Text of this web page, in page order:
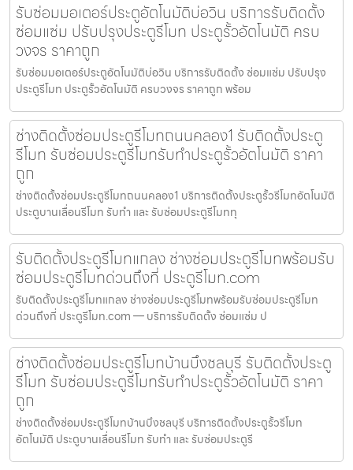
รับซ่อมมอเตอร์ประตูอัตโนมัติบ่อวิน บริการรับติดตั้ง
ซ่อมแซ่ม ปรับปรุงประตูรีโมท ประตูรั้วอัตโนมัติ ครบ
วงจร ราคาถูก
รับซ่อมมอเตอร์ประตูอัตโนมัติบ่อวิน บริการรับติดตั้ง ซ่อมแซ่ม ปรับปรุง
ประตูรีโมท ประตูรั้วอัตโนมัติ ครบวงจร ราคาถูก พร้อม
ช่างติดตั้งซ่อมประตูรีโมทถนนคลอง1 รับติดตั้งประตู
รีโมท รับซ่อมประตูรีโมทรับทำประตูรั้วอัตโนมัติ ราคา
ถูก
ช่างติดตั้งซ่อมประตูรีโมทถนนคลอง1 บริการติดตั้งประตูรั้วรีโมทอัตโนมัติ
ประตูบานเลื่อนรีโมท รับทำ และ รับซ่อมประตูรีโมททุ
รับติดตั้งประตูรีโมทแกลง ช่างซ่อมประตูรีโมทพร้อมรับ
ซ่อมประตูรีโมทด่วนถึงที่ ประตูรีโมท.com
รับติดตั้งประตูรีโมทแกลง ช่างซ่อมประตูรีโมทพร้อมรับซ่อมประตูรีโมท
ด่วนถึงที่ ประตูรีโมท.com — บริการรับติดตั้ง ซ่อมแซ่ม ป
ช่างติดตั้งซ่อมประตูรีโมทบ้านบึงชลบุรี รับติดตั้งประตู
รีโมท รับซ่อมประตูรีโมทรับทำประตูรั้วอัตโนมัติ ราคา
ถูก
ช่างติดตั้งซ่อมประตูรีโมทบ้านบึงชลบุรี บริการติดตั้งประตูรั้วรีโมท
อัตโนมัติ ประตูบานเลื่อนรีโมท รับทำ และ รับซ่อมประตูรี